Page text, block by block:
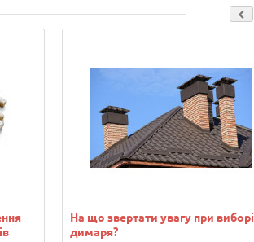
На що звертати увагу при виборі
димаря?